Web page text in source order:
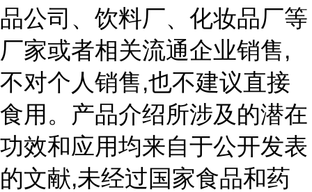
品公司、饮料厂、化妆品厂等
厂家或者相关流通企业销售,
不对个人销售,也不建议直接
食用。产品介绍所涉及的潜在
功效和应用均来自于公开发表
的文献,未经过国家食品和药